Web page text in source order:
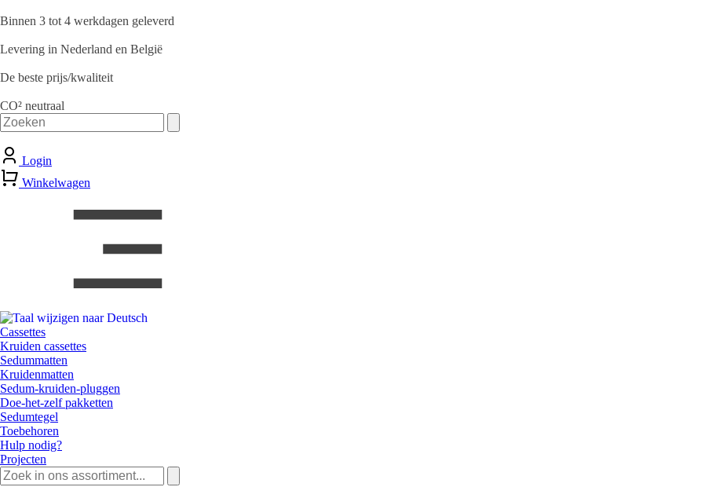
Binnen 3 tot 4 werkdagen geleverd
Levering in Nederland en België
De beste prijs/kwaliteit
CO² neutraal
Zoeken
naar:
Login
Winkelwagen
Cassettes
Kruiden cassettes
Sedummatten
Kruidenmatten
Sedum-kruiden-pluggen
Doe-het-zelf pakketten
Sedumtegel
Toebehoren
Hulp nodig?
Projecten
Zoeken
naar: